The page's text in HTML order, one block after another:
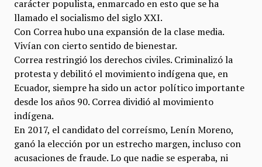
carácter populista, enmarcado en esto que se ha
llamado el socialismo del siglo XXI.
Con Correa hubo una expansión de la clase media.
Vivían con cierto sentido de bienestar.
Correa restringió los derechos civiles. Criminalizó la
protesta y debilitó el movimiento indígena que, en
Ecuador, siempre ha sido un actor político importante
desde los años 90. Correa dividió al movimiento
indígena.
En 2017, el candidato del correísmo, Lenín Moreno,
ganó la elección por un estrecho margen, incluso con
acusaciones de fraude. Lo que nadie se esperaba, ni